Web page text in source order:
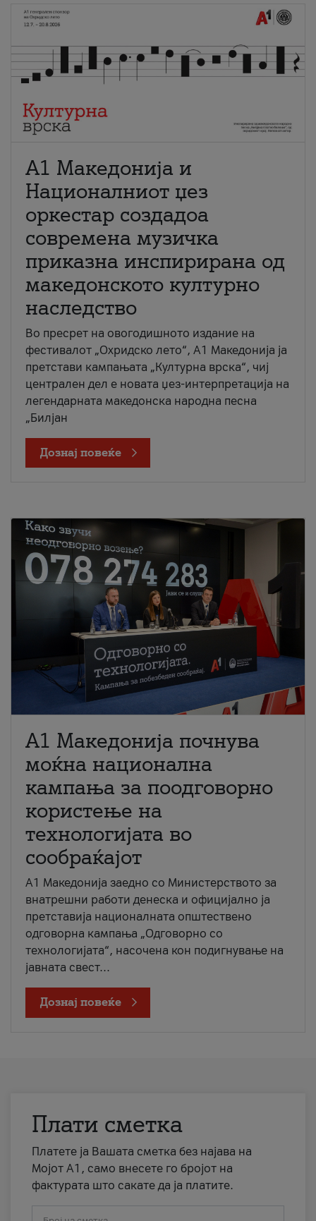
А1 Македонија и
Националниот џез
оркестар создадоа
современа музичка
приказна инспирирана од
македонското културно
наследство
Во пресрет на овогодишното издание на
фестивалот „Охридско лето“, А1 Македонија ја
претстави кампањата „Културна врска“, чиј
централен дел е новата џез-интерпретација на
легендарната македонска народна песна
„Билјан
Дознај повеќе
A1 Македонија почнува
моќна национална
кампања за поодговорно
користење на
технологијата во
сообраќајот
A1 Македонија заедно со Министерството за
внатрешни работи денеска и официјално ја
претставија националната општествено
одговорна кампања „Одговорно со
технологијата“, насочена кон подигнување на
јавната свест...
Дознај повеќе
Плати сметка
Платете ја Вашата сметка без најава на
Мојот А1, само внесете го бројот на
фактурата што сакате да ја платите.